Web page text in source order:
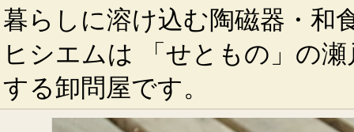
暮らしに溶け込む陶磁器・
ヒシエムは 「せともの」の
する卸問屋です。